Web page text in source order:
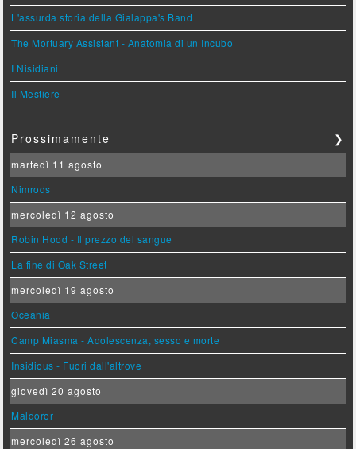
L'assurda storia della Gialappa's Band
The Mortuary Assistant - Anatomia di un Incubo
I Nisidiani
Il Mestiere
Prossimamente ❯
martedì 11 agosto
Nimrods
mercoledì 12 agosto
Robin Hood - Il prezzo del sangue
La fine di Oak Street
mercoledì 19 agosto
Oceania
Camp Miasma - Adolescenza, sesso e morte
Insidious - Fuori dall'altrove
giovedì 20 agosto
Maldoror
mercoledì 26 agosto